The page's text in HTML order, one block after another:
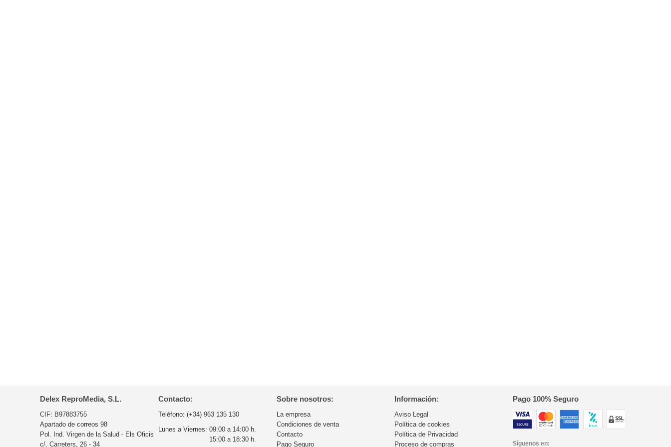
Delex ReproMedia, S.L.
CIF: B97883755
Apartado de correos 98
Pol. Ind. Virgen de la Salud - Els Oficis
c/. Carreters, 26 - 34
Contacto:
Teléfono: (+34) 963 135 130
Lunes a Viernes: 09:00 a 14:00 h.
15:00 a 18:30 h.
Sobre nosotros:
La empresa
Condiciones de venta
Contacto
Pago Seguro
Información:
Aviso Legal
Política de cookies
Política de Privacidad
Proceso de compras
Pago 100% Seguro
Síguenos en: